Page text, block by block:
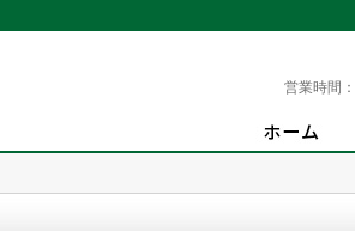
営業時間：